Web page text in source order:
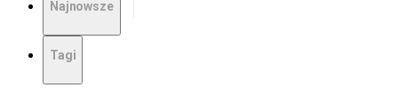
Najnowsze
Tagi